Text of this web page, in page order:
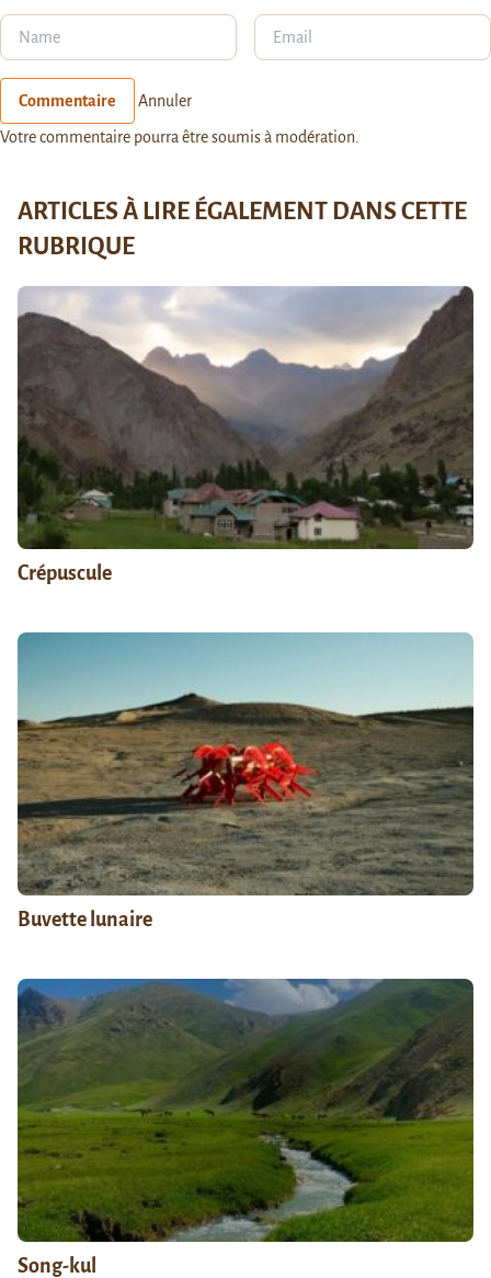
Commentaire Annuler
Votre commentaire pourra être soumis à modération.
ARTICLES À LIRE ÉGALEMENT DANS CETTE
RUBRIQUE
Crépuscule
Buvette lunaire
Song-kul